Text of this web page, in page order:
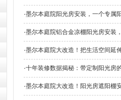
·墨尔本庭院阳光房安装，一个专属
·墨尔本庭院铝合金凉棚阳光房安装
·墨尔本庭院大改造！把生活空间延
·十年装修数据揭秘：带定制阳光房
·墨尔本庭院大改造！阳光房遮阳棚